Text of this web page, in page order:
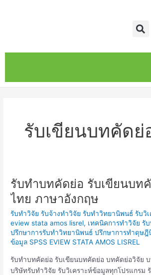
รับเขียนบทคัดย่
รับทำบทคัดย่อ รับเขียนบท
ไทย ภาษาอังกฤษ
รับทำวิจัย รับจ้างทำวิจัย รับทำวิทยานิพนธ์ รับวิ
eview stata amos lisrel, เทคนิคการทำวิจัย รั
ปรึกษาการรับทำวิทยานิพนธ์ ปรึกษาการทำดุษฎี
ข้อมูล SPSS EVIEW STATA AMOS LISREL
รับทำบทคัดย่อ รับเขียนบทคัดย่อ บทคัดย่อวิจัย
บริษัทรับทำวิจัย รับวิเคราะห์ข้อมูลทุกโปรแกรม
รับ
ทำ
บทคัดย่อ
รับ
เขียน
บทคัดย่อ
ภาษา
ไทย
ภาษา